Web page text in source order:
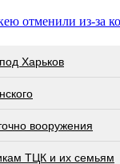
отменили из-за
Харьков
вооружения
ТЦК и их семьям